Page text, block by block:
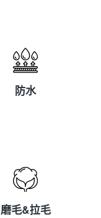
防水
防水
磨毛&拉毛
磨毛&拉毛